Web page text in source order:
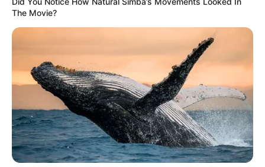
(foto: instagram/ruanngogoworld)
3. Tampil swag dengan kru saat shooting music video
The Movie?